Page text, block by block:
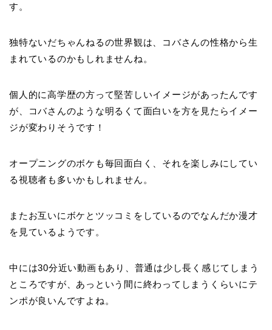
す。
独特ないだちゃんねるの世界観は、コバさんの性格から生
まれているのかもしれませんね。
個人的に高学歴の方って堅苦しいイメージがあったんです
が、コバさんのような明るくて面白いを方を見たらイメー
ジが変わりそうです！
オープニングのボケも毎回面白く、それを楽しみにしてい
る視聴者も多いかもしれません。
またお互いにボケとツッコミをしているのでなんだか漫才
を見ているようです。
中には30分近い動画もあり、普通は少し長く感じてしまう
ところですが、あっという間に終わってしまうくらいにテ
ンポが良いんですよね。